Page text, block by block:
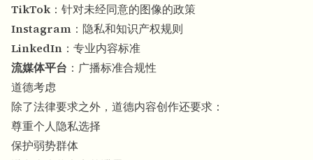
TikTok ：针对未经同意的图像的政策
Instagram ：隐私和知识产权规则
LinkedIn ：专业内容标准
流媒体平台 ：广播标准合规性
道德考虑
除了法律要求之外，道德内容创作还要求：
尊重个人隐私选择
保护弱势群体